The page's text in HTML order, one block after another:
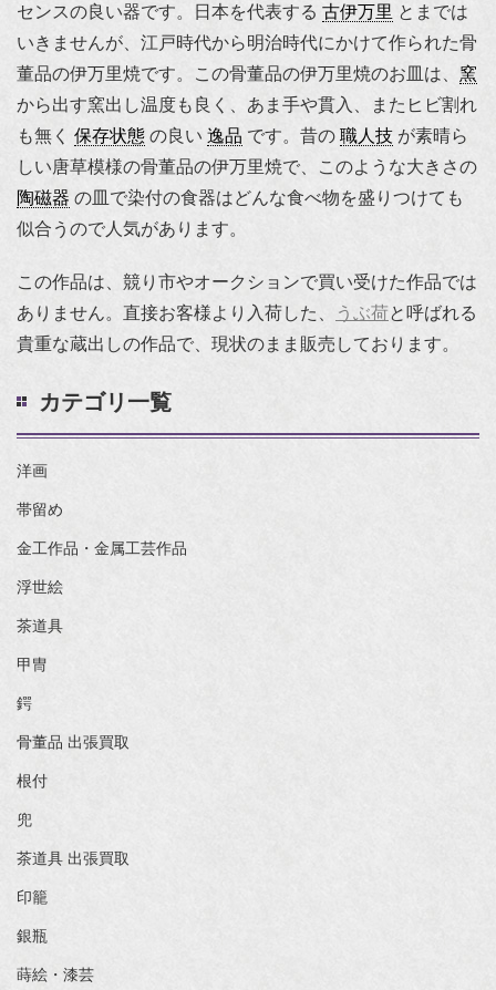
センスの良い器です。日本を代表する 古伊万里 とまでは
いきませんが、江戸時代から明治時代にかけて作られた骨
董品の伊万里焼です。この骨董品の伊万里焼のお皿は、 窯
から出す窯出し温度も良く、あま手や貫入、またヒビ割れ
も無く 保存状態 の良い 逸品 です。昔の 職人技 が素晴ら
しい唐草模様の骨董品の伊万里焼で、このような大きさの
陶磁器 の皿で染付の食器はどんな食べ物を盛りつけても
似合うので人気があります。
この作品は、競り市やオークションで買い受けた作品では
ありません。直接お客様より入荷した、
うぶ荷と呼ばれる
貴重な蔵出しの作品で、現状のまま販売しております。
カテゴリ一覧
洋画
帯留め
金工作品・金属工芸作品
浮世絵
茶道具
甲冑
鍔
骨董品 出張買取
根付
兜
茶道具 出張買取
印籠
銀瓶
蒔絵・漆芸